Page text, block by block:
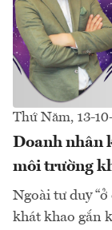
Thứ Năm, 13-
Doanh nhân
môi trường
Ngoài tư duy “ở
khát khao gắn